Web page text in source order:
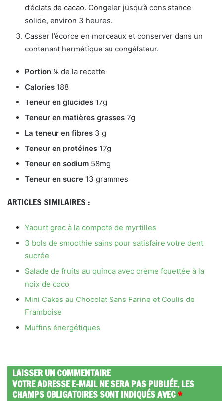
d’éclats de cacao. Congeler jusqu’à consistance
solide, environ 3 heures.
Casser l’écorce en morceaux et conserver dans un
contenant hermétique au congélateur.
Portion ⅙ de la recette
Calories 188
Teneur en glucides 17g
Teneur en matières grasses 7g
La teneur en fibres 3 g
Teneur en protéines 17g
Teneur en sodium 58mg
Teneur en sucre 13 grammes
ARTICLES SIMILAIRES :
Yaourt grec à la compote de myrtilles
3 bols de smoothie sains pour satisfaire votre dent
sucrée
Salade de fruits au quinoa avec crème fouettée à la
noix de coco
Mini Cakes au Chocolat Sans Farine et Coulis de
Framboise
Muffins énergétiques
LAISSER UN COMMENTAIRE
VOTRE ADRESSE E-MAIL NE SERA PAS PUBLIÉE.LES
CHAMPS OBLIGATOIRES SONT INDIQUÉS AVEC*